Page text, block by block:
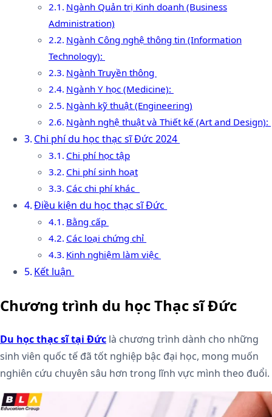
Ngành Quản trị Kinh doanh (Business
Administration)
Ngành Công nghệ thông tin (Information
Technology):
Ngành Truyền thông
Ngành Y học (Medicine):
Ngành kỹ thuật (Engineering)
Ngành nghệ thuật và Thiết kế (Art and Design):
Chi phí du học thạc sĩ Đức 2024
Chi phí học tập
Chi phí sinh hoạt
Các chi phí khác
Điều kiện du học thạc sĩ Đức
Bằng cấp
Các loại chứng chỉ
Kinh nghiệm làm việc
Kết luận
Chương trình du học Thạc sĩ Đức
Du học thạc sĩ tại Đức là chương trình dành cho những
sinh viên quốc tế đã tốt nghiệp bậc đại học, mong muốn
nghiên cứu chuyên sâu hơn trong lĩnh vực mình theo đuổi.